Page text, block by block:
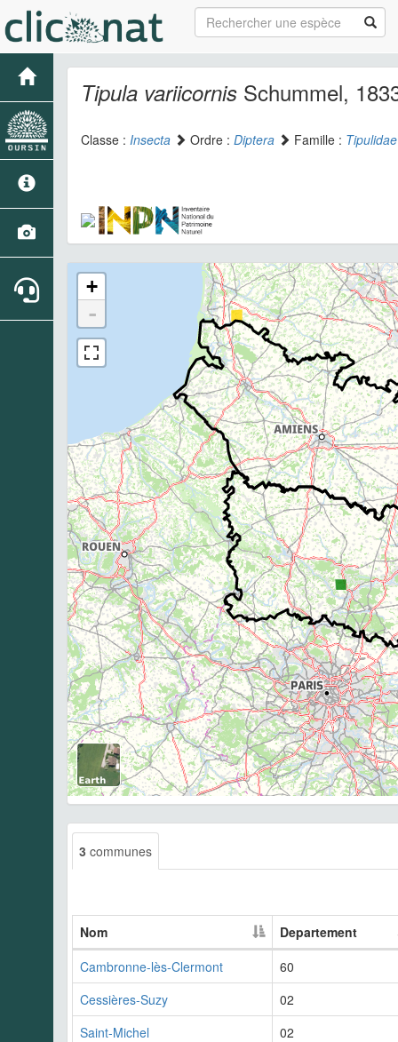
Tipula variicornis Schummel,
Classe : Insecta Ordre : Diptera Famille : Tipulidae
+
-
3 communes
Nom
Departement
Cambronne-lès-Clermont
60
Cessières-Suzy
02
Saint-Michel
02